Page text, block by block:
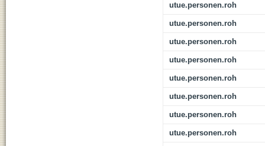
utue.personen.roh
utue.personen.roh
utue.personen.roh
utue.personen.roh
utue.personen.roh
utue.personen.roh
utue.personen.roh
utue.personen.roh